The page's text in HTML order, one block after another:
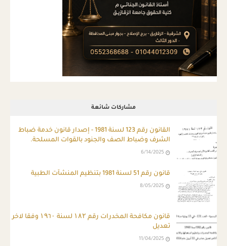
مشاركات شائعة
ِالقانون رقم 123 لسنة 1981 - إصدار قانون خدمة ضباط
الشرف وضباط الصف والجنود بالقوات المسلحة.
6/14/2025
قانون رقم 51 لسنة 1981 بتنظيم المنشآت الطبية
8/05/2025
قانون مكافحة المخدرات رقم ۱۸۲ لسنة ۱۹٦۰ وفقا لاخر
تعديل
11/04/2025